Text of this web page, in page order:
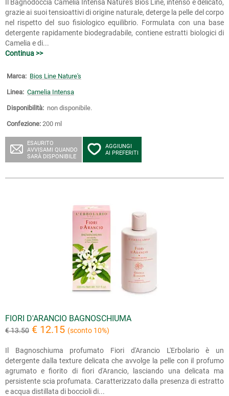
Il Bagnodoccia Camelia Intensa Nature's Bios Line, intenso e delicato,
grazie ai suoi tensioattivi di origine naturale, deterge la pelle del corpo
nel rispetto del suo fisiologico equilibrio. Formulata con una base
detergente rapidamente biodegradabile, contiene estratti biologici di
Camelia e di...
Continua >>
Marca: Bios Line Nature's
Linea: Camelia Intensa
Disponibilità: non disponibile.
Confezione: 200 ml
ESAURITO
AVVISAMI QUANDO
SARÀ DISPONIBILE
AGGIUNGI
AI PREFERITI
FIORI D'ARANCIO BAGNOSCHIUMA
€ 13.50 € 12.15 (sconto 10%)
Il Bagnoschiuma profumato Fiori d'Arancio L'Erbolario è un
detergente dalla texture delicata che avvolge la pelle con il profumo
agrumato e fiorito di fiori d'Arancio, lasciando una delicata ma
persistente scia profumata. Caratterizzato dalla presenza di estratto
e acqua distillata di boccioli di...